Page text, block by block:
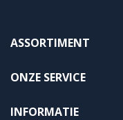
ASSORTIMENT
ONZE SERVICE
INFORMATIE